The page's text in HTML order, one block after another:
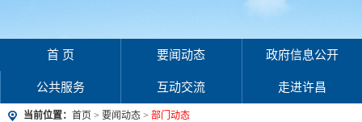
首 页 要闻动态 政府信息公开
公共服务 互动交流 走进许昌
当前位置： 首页 > 要闻动态 > 部门动态